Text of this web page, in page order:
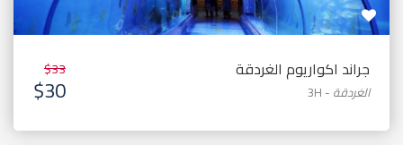
جراند اكواريوم الغردقة
3H - الغردقة
$33
$30